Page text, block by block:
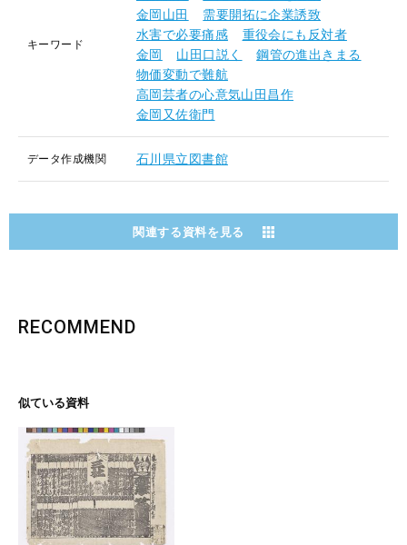
キーワード
金岡山田
需要開拓に企業誘致
水害で必要痛感
重役会にも反対者
金岡
山田口説く
鋼管の進出きまる
物価変動で難航
高岡芸者の心意気山田昌作
金岡又佐衛門
データ作成機関 石川県立図書館
関連する資料を見る
RECOMMEND
似ている資料